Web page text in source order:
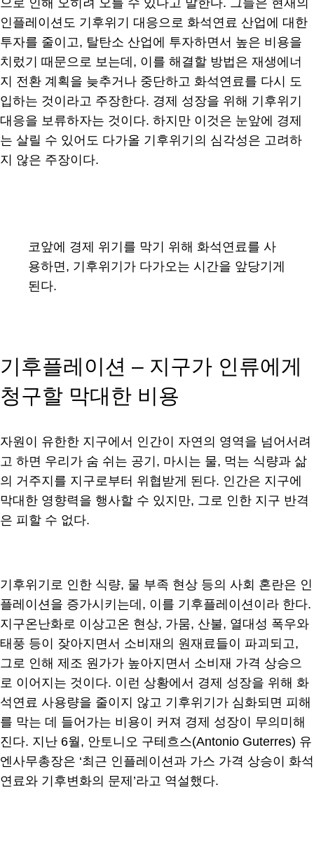
으로 인해 오히려 오를 수 있다고 말한다. 그들은 현재의
인플레이션도 기후위기 대응으로 화석연료 산업에 대한
투자를 줄이고, 탈탄소 산업에 투자하면서 높은 비용을
치렀기 때문으로 보는데, 이를 해결할 방법은 재생에너
지 전환 계획을 늦추거나 중단하고 화석연료를 다시 도
입하는 것이라고 주장한다. 경제 성장을 위해 기후위기
대응을 보류하자는 것이다. 하지만 이것은 눈앞에 경제
는 살릴 수 있어도 다가올 기후위기의 심각성은 고려하
지 않은 주장이다.
코앞에 경제 위기를 막기 위해 화석연료를 사
용하면, 기후위기가 다가오는 시간을 앞당기게
된다.
기후플레이션 – 지구가 인류에게
청구할 막대한 비용
자원이 유한한 지구에서 인간이 자연의 영역을 넘어서려
고 하면 우리가 숨 쉬는 공기, 마시는 물, 먹는 식량과 삶
의 거주지를 지구로부터 위협받게 된다. 인간은 지구에
막대한 영향력을 행사할 수 있지만, 그로 인한 지구 반격
은 피할 수 없다.
기후위기로 인한 식량, 물 부족 현상 등의 사회 혼란은 인
플레이션을 증가시키는데, 이를 기후플레이션이라 한다.
지구온난화로 이상고온 현상, 가뭄, 산불, 열대성 폭우와
태풍 등이 잦아지면서 소비재의 원재료들이 파괴되고,
그로 인해 제조 원가가 높아지면서 소비재 가격 상승으
로 이어지는 것이다. 이런 상황에서 경제 성장을 위해 화
석연료 사용량을 줄이지 않고 기후위기가 심화되면 피해
를 막는 데 들어가는 비용이 커져 경제 성장이 무의미해
진다. 지난 6월, 안토니오 구테흐스(Antonio Guterres) 유
엔사무총장은 ‘최근 인플레이션과 가스 가격 상승이 화석
연료와 기후변화의 문제’라고 역설했다.